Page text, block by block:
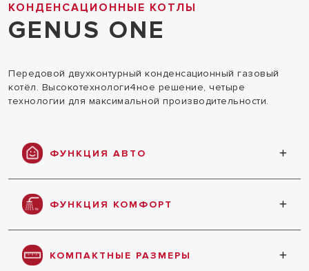
КОНДЕНСАЦИОННЫЕ КОТЛЫ
GENUS ONE
Передовой двухконтурный конденсационный газовый
котёл. Высокотехнологи4ное решение, четыре
технологии для максимальной производительности.
ФУНКЦИЯ АВТО
Погодозависимая автоматика обеспечивает
максимальный комфорт, экономию
энергоресурсов и простоту эксплуатации
ФУНКЦИЯ КОМФОРТ
Ускоренная подача горячей воды менее чем за
5 секунд
КОМПАКТНЫЕ РАЗМЕРЫ